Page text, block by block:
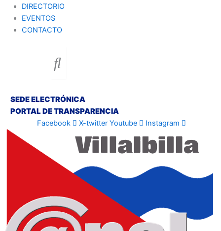
DIRECTORIO
EVENTOS
CONTACTO
SEDE ELECTRÓNICA
PORTAL DE TRANSPARENCIA
Facebook X-twitter Youtube Instagram